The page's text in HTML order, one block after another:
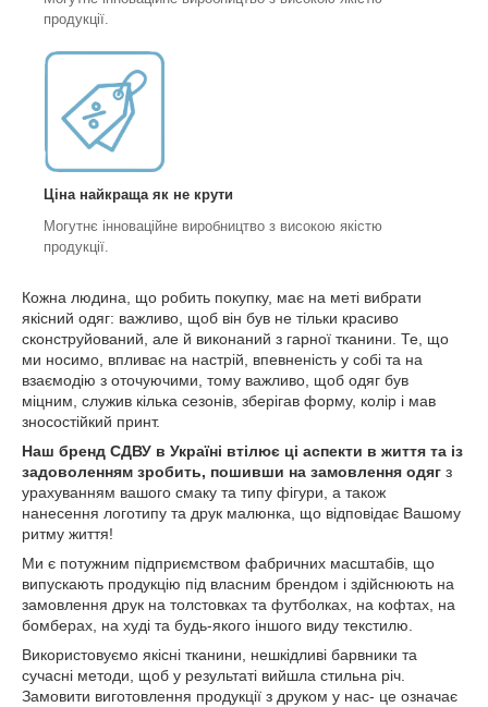
продукції.
Ціна найкраща як не крути
Могутнє інноваційне виробництво з високою якістю
продукції.
Кожна людина, що робить покупку, має на меті вибрати
якісний одяг: важливо, щоб він був не тільки красиво
сконструйований, але й виконаний з гарної тканини. Те, що
ми носимо, впливає на настрій, впевненість у собі та на
взаємодію з оточуючими, тому важливо, щоб одяг був
міцним, служив кілька сезонів, зберігав форму, колір і мав
зносостійкий принт.
Наш бренд СДВУ в Україні втілює ці аспекти в життя та із
задоволенням зробить, пошивши на замовлення одяг з
урахуванням вашого смаку та типу фігури, а також
нанесення логотипу та друк малюнка, що відповідає Вашому
ритму життя!
Ми є потужним підприємством фабричних масштабів, що
випускають продукцію під власним брендом і здійснюють на
замовлення друк на толстовках та футболках, на кофтах, на
бомберах, на худі та будь-якого іншого виду текстилю.
Використовуємо якісні тканини, нешкідливі барвники та
сучасні методи, щоб у результаті вийшла стильна річ.
Замовити виготовлення продукції з друком у нас- це означає